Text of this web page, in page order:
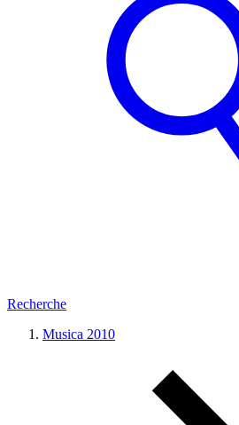
Recherche
Musica 2010